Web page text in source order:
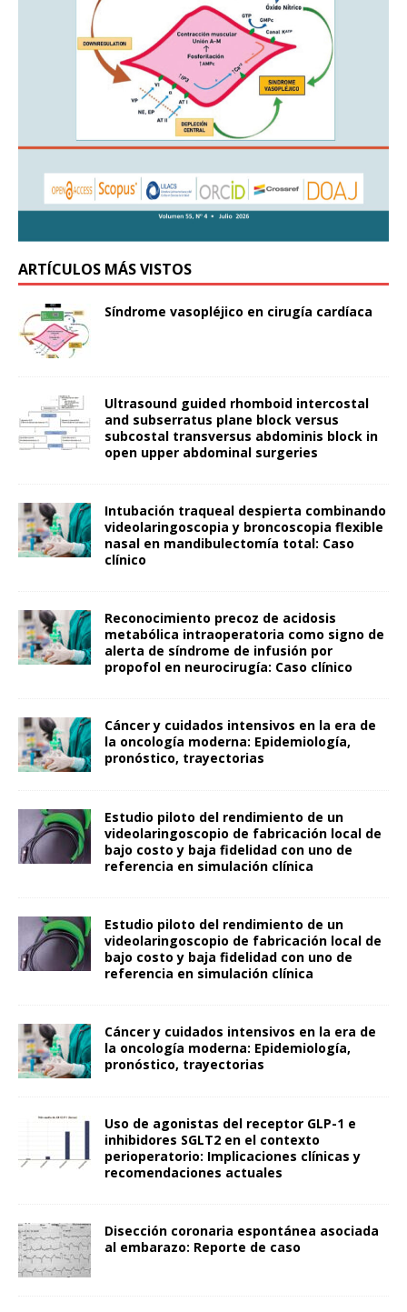
ARTÍCULOS MÁS VISTOS
Síndrome vasopléjico en cirugía cardíaca
Ultrasound guided rhomboid intercostal
and subserratus plane block versus
subcostal transversus abdominis block in
open upper abdominal surgeries
Intubación traqueal despierta combinando
videolaringoscopia y broncoscopia flexible
nasal en mandibulectomía total: Caso
clínico
Reconocimiento precoz de acidosis
metabólica intraoperatoria como signo de
alerta de síndrome de infusión por
propofol en neurocirugía: Caso clínico
Cáncer y cuidados intensivos en la era de
la oncología moderna: Epidemiología,
pronóstico, trayectorias
Estudio piloto del rendimiento de un
videolaringoscopio de fabricación local de
bajo costo y baja fidelidad con uno de
referencia en simulación clínica
Estudio piloto del rendimiento de un
videolaringoscopio de fabricación local de
bajo costo y baja fidelidad con uno de
referencia en simulación clínica
Cáncer y cuidados intensivos en la era de
la oncología moderna: Epidemiología,
pronóstico, trayectorias
Uso de agonistas del receptor GLP-1 e
inhibidores SGLT2 en el contexto
perioperatorio: Implicaciones clínicas y
recomendaciones actuales
Disección coronaria espontánea asociada
al embarazo: Reporte de caso